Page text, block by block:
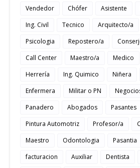
Vendedor
Chófer Asistente
Ing. Civil
Tecnico Arquitecto/a
Psicologia
Repostero/a
Call Center
Maestro/a Medico
Herrería
Ing. Quimico Niñera
Enfermera
Militar o PN
Panadero
Abogados
Pasantes
Pintura Automotriz
Profesor/a
Maestro
Odontologia Pasantia
facturacion
Auxiliar Dentista